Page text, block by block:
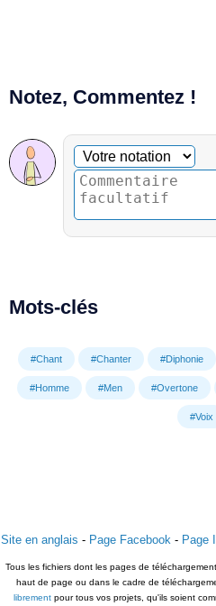
Notez, Commentez !
Commentaire facultatif
Votre notation
Mots-clés
#Chant #Chanter #Diphonie
#Homme #Men #Overtone
#Voix
Site en anglais - Page Facebook - Page
Tous les fichiers dont les pages de
haut de page ou dans le cadre de
librementpour tous vos projets, qu'ils soient